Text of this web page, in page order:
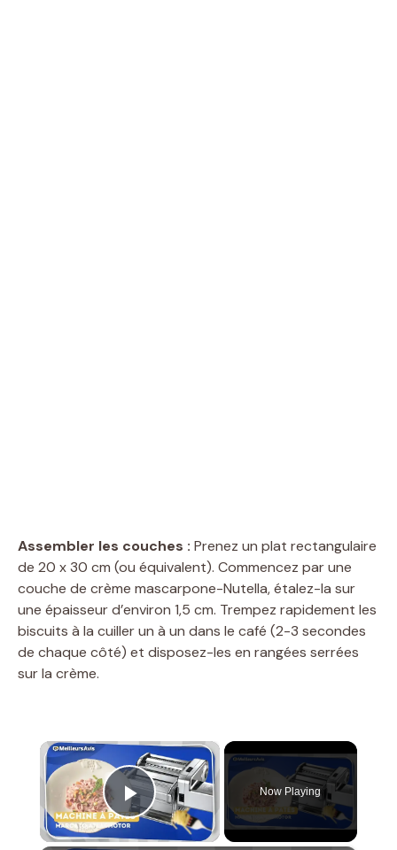
Assembler les couches : Prenez un plat rectangulaire
de 20 x 30 cm (ou équivalent). Commencez par une
couche de crème mascarpone-Nutella, étalez-la sur
une épaisseur d’environ 1,5 cm. Trempez rapidement les
biscuits à la cuiller un à un dans le café (2-3 secondes
de chaque côté) et disposez-les en rangées serrées
sur la crème.
×
Play Video
Now Playing